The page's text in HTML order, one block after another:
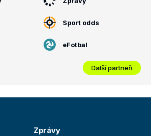
Sport odds
eFotbal
Další partneři
Zprávy